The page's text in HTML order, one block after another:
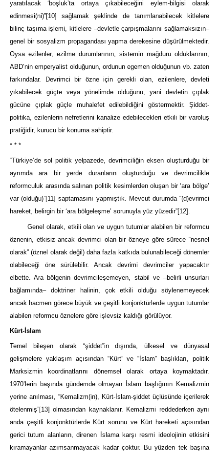
yaratılacak ‘boşluk’ta ortaya çıkabileceğini eylem-bilgisi olarak
edinmesi(ni)”[10]
sağlamak şeklinde de tanımlanabilecek kitlelere
bilinç taşıma işlemi, kitlelere –devletle çarpışmalarını sağlamaksızın–
genel bir sosyalizm propagandası yapma derekesine düşürülmektedir.
Oysa ezilenler, ezilme durumlarının, sistemin mağduru olduklarının,
ABD’nin emperyalist olduğunun, ordunun egemen olduğunun vb. zaten
farkındalar. Devrimci bir özne için gerekli olan, ezilenlere, devleti
yıkabilecek güçte veya yönelimde olduğunu, yani devletin çıplak
gücüne çıplak güçle muhalefet edilebildiğini göstermektir. Şiddet-
politika, ezilenlerin nefretlerini kanalize edebilecekleri etkili bir varoluş
pratiğidir, kurucu bir konuma sahiptir.
* * *
“Türkiye’de sol politik yelpazede, devrimciliğin eksen oluşturduğu bir
ayrımda ara bir yerde duranların oluşturduğu ve devrimcilikle
reformculuk arasında salınan politik kesimlerden oluşan bir ‘ara bölge’
var (olduğu)”[11] saptamasını yapmıştık. Mevcut durumda “(d)evrimci
hareket, belirgin bir ‘ara bölgeleşme’ sorunuyla yüz yüzedir”[12] .
Genel olarak, etkili olan ve uygun tutumlar alabilen bir reformcu
öznenin, etkisiz ancak devrimci olan bir özneye göre sürece “nesnel
olarak” (öznel olarak değil) daha fazla katkıda bulunabileceği dönemler
olabileceği öne sürülebilir. Ancak devrimi devrimciler yapacaktır
elbette. Ara bölgenin devrimcileşemeyen, stabil ve –belirli unsurları
bağlamında– doktriner halinin, çok etkili olduğu söylenemeyecek
ancak hacmen görece büyük ve çeşitli konjonktürlerde uygun tutumlar
alabilen reformcu öznelere göre işlevsiz kaldığı görülüyor.
Kürt-İslam
Temel bileşen olarak “şiddet”in dışında, ülkesel ve dünyasal
gelişmelere yaklaşım açısından “Kürt” ve “İslam” başlıkları, politik
Marksizmin koordinatlarını dönemsel olarak ortaya koymaktadır.
1970’lerin başında gündemde olmayan İslam başlığının Kemalizmin
yerine anılması, “Kemalizm(in), Kürt-İslam-şiddet üçlüsünde içerilerek
ötelenmiş”[13] olmasından kaynaklanır. Kemalizmi reddederken aynı
anda çeşitli konjonktürlerde Kürt sorunu ve Kürt hareketi açısından
gerici tutum alanların, direnen İslama karşı resmi ideolojinin etkisini
kıramayanlar azımsanmayacak kadar çoktur. Bu yüzden tek başına